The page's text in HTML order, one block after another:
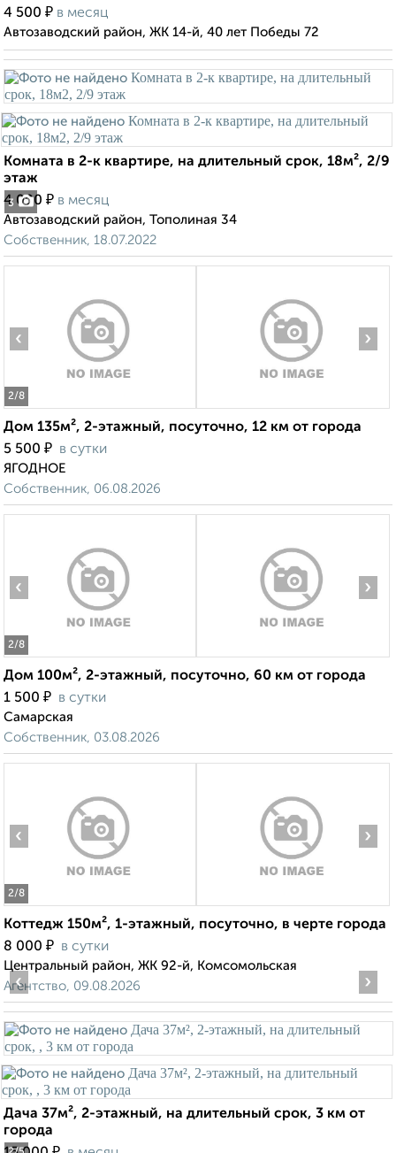
4 500 ₽ в месяц
Автозаводский район, ЖК 14-й, 40 лет Победы 72
3
Комната в 2-к квартире, на длительный срок, 18м², 2/9
этаж
4 000 ₽ в месяц
Автозаводский район, Тополиная 34
Собственник, 18.07.2022
2/8
‹ ›
Дом 135м², 2-этажный, посуточно, 12 км от города
5 500 ₽ в сутки
ЯГОДНОЕ
Собственник, 06.08.2026
2/8
‹ ›
Дом 100м², 2-этажный, посуточно, 60 км от города
1 500 ₽ в сутки
Самарская
Собственник, 03.08.2026
2/8
‹ ›
Коттедж 150м², 1-этажный, посуточно, в черте города
8 000 ₽ в сутки
Центральный район, ЖК 92-й, Комсомольская
Агентство, 09.08.2026
‹ ›
Дача 37м², 2-этажный, на длительный срок, 3 км от
города